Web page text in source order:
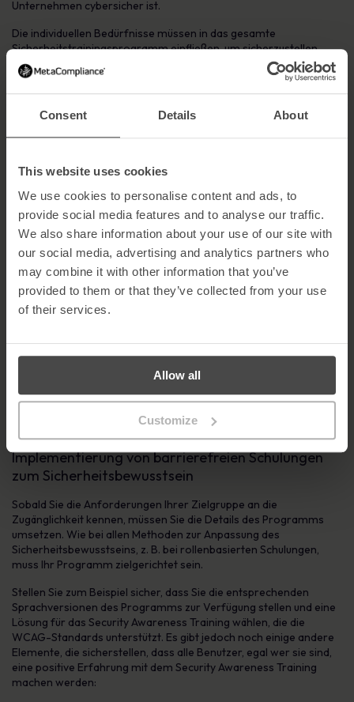
Consent Details About
This website uses cookies
We use cookies to personalise content and ads, to
provide social media features and to analyse our traffic.
We also share information about your use of our site with
our social media, advertising and analytics partners who
may combine it with other information that you’ve
provided to them or that they’ve collected from your use
of their services.
Allow all
Customize
Unternehmen cybersicher ist.
Die individuellen Bedürfnisse müssen in das gesamte
Sicherheitstrainingsprogramm einfließen, um sicherzustellen,
dass jeder berücksichtigt wird. Sobald Sie den breiteren Umfang
Ihrer Zielgruppe unter Berücksichtigung der Barrierefreiheit
ermittelt haben, können Sie Ihr Programm für das
Sicherheitsbewusstsein entwerfen. Sie müssen entscheiden,
welche Elemente des Sicherheitstrainings angepasst werden
müssen, um Barrierefreiheit zu gewährleisten:
Verwenden Sie andere Sprachen als Englisch:
Nicht-Englischsprachige von entscheidender Bedeutung, da
so das für die Wirksamkeit erforderliche Verständnis des
Inhalts sichergestellt wird.
MetaCompliance Security
Awareness Trainingist in mehr als 40 Sprachen verfügbar.
Sehbehinderte Benutzer: Auszubildende mit einer
Sehbehinderung sollten in der Lage sein, mit Hilfe von Geräten
wie Bildschirmlesegeräten mit den
Sicherheitsschulungsmaterialien zu interagieren. Zum Beispiel
Zugänglichkeitsstandard, WCAG 2.1 A:Schulungsinhalte
sollten die Anforderungen des international anerkannten
Zugänglichkeitsstandards WCAG
legt die grundlegenden Anforderungen für behinderte
Benutzer fest, um ein großartiges Online-Erlebnis zu
Implementierung von barrierefreien Schulungen
zum Sicherheitsbewusstsein
Sobald Sie die Anforderungen Ihrer Zielgruppe an die
Zugänglichkeit kennen, müssen Sie die Details des Programms
umsetzen. Wie bei allen Methoden zur Anpassung des
Sicherheitsbewusstseins, z. B. bei rollenbasierten Schulungen,
muss Ihr Programm zielgerichtet sein.
Stellen Sie zum Beispiel sicher, dass Sie die entsprechenden
Sprachversionen des Programms zur Verfügung stellen und eine
Lösung für das Security Awareness Training wählen, die die
WCAG-Standards unterstützt. Es gibt jedoch noch einige andere
Elemente, die sicherstellen, dass alle Benutzer, egal wer sie sind,
eine positive Erfahrung mit dem Security Awareness Training
machen werden: